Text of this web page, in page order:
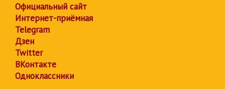
Официальный сайт
Интернет-приёмная
Telegram
Дзен
Twitter
ВКонтакте
Одноклассники